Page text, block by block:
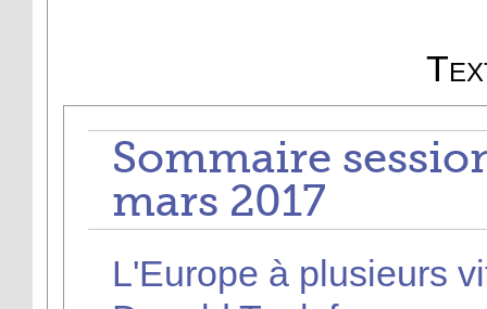
Sommaire
mars 2017
L'Europe à plusieurs